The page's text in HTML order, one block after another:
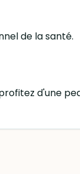
de la santé.
d'une